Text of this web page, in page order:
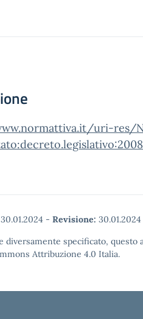
uri-res/
30.01.2024 - Revisione: 30.01.2024
diversamente specificato,
Attribuzione 4.0 Italia.